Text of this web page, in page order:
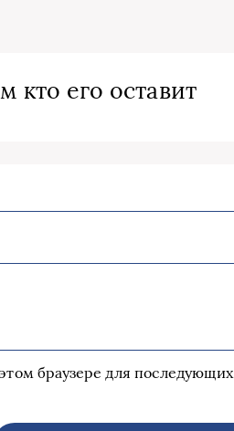
кто его оставит
браузере для последующих